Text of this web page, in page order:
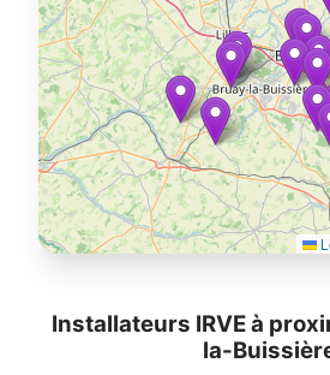
Installateurs IRVE à
la-